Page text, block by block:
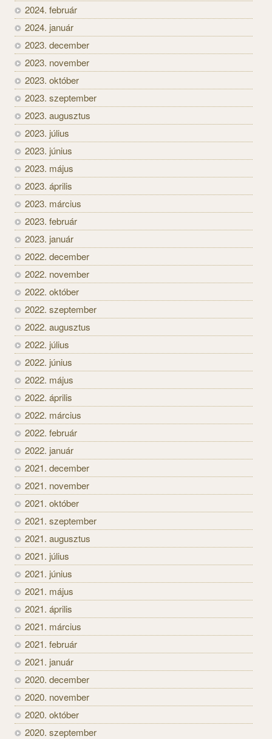
2024. február
2024. január
2023. december
2023. november
2023. október
2023. szeptember
2023. augusztus
2023. július
2023. június
2023. május
2023. április
2023. március
2023. február
2023. január
2022. december
2022. november
2022. október
2022. szeptember
2022. augusztus
2022. július
2022. június
2022. május
2022. április
2022. március
2022. február
2022. január
2021. december
2021. november
2021. október
2021. szeptember
2021. augusztus
2021. július
2021. június
2021. május
2021. április
2021. március
2021. február
2021. január
2020. december
2020. november
2020. október
2020. szeptember